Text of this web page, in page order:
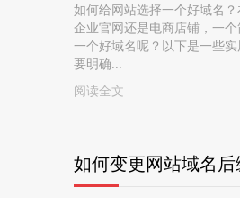
如何给网站选择一个好域名
企业官网还是电商店铺，一
一个好域名呢？以下是一些
要明确...
阅读全文
如何变更网站域名后